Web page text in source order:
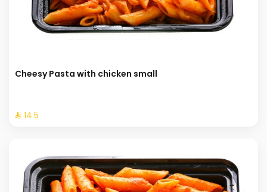
Cheesy Pasta with chicken small
⁨⁦‪‬ 14.5⁩